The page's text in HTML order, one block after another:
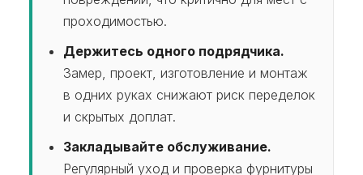
проходимостью.
Держитесь одного подрядчика.
Замер, проект, изготовление и монтаж
в одних руках снижают риск переделок
и скрытых доплат.
Закладывайте обслуживание.
Регулярный уход и проверка фурнитуры